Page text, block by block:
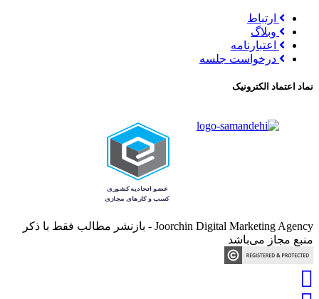
ارتباط
وبلاگ
اعتبارنامه
درخواست جلسه
نماد اعتماد الکترونیک
Joorchin Digital Marketing Agency - بازنشر مطالب فقط با ذکر
منبع مجاز می‌باشد